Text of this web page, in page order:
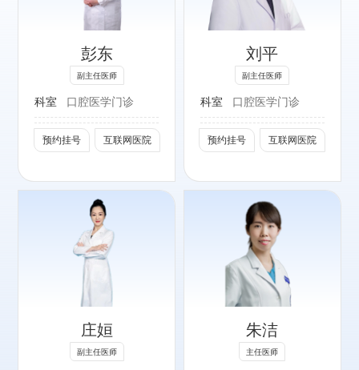
彭东
副主任医师
科室 口腔医学门诊
预约挂号 互联网医院
刘平
副主任医师
科室 口腔医学门诊
预约挂号 互联网医院
形的隐形矫治，颞
下颌关节病矫正治
社会任职：
北京口腔医学会民
营分会常务委员
庄姮
副主任医师
朱洁
主任医师
专长：
擅长复杂牙周病患
者的序列治疗，各
类牙周手术治疗，
以及牙周炎患者的
种植治疗。